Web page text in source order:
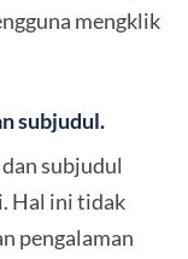
mengklik
subjudul.
subjudul
Hal ini tidak
pengalaman